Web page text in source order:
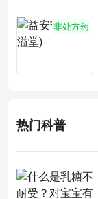
非处方药
热门科普